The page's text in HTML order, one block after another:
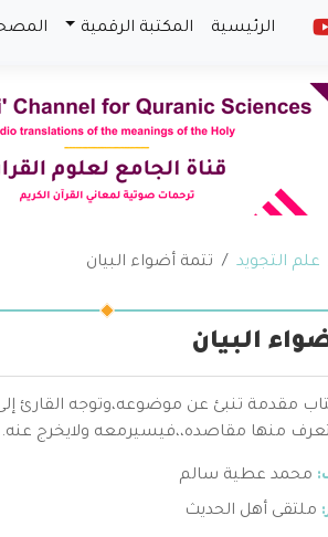
الرئيسية المكتبة الرقمية
علم التجويد تتمة أضواء البيان
البيان
مقدمة تنبئ عن موضوعه،وتوجه القارئ
منها مقاصده،،فيسيرمعه ولايخرج عنه.
محمد عطية سالم
ملتقى أهل الحديث